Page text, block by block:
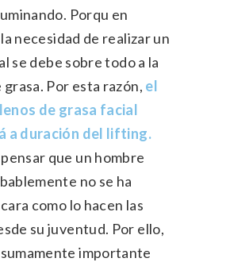
Porqu en
necesidad de realizar un
se debe sobre todo a la
Por esta razón, el
de grasa facial
a duración del lifting.
que un hombre
no se ha
como lo hacen las
su juventud. Por ello,
importante